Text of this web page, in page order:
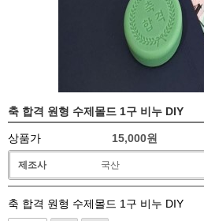
축 합격 원형 수제몰드 1구 비누 DIY
상품가 15,000원
제조사 국산
축 합격 원형 수제몰드 1구 비누 DIY